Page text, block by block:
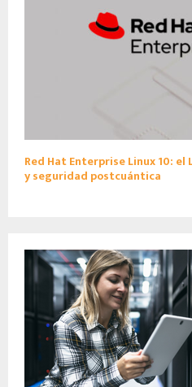
Red Hat Enterprise Linux 10:
y seguridad postcuántica